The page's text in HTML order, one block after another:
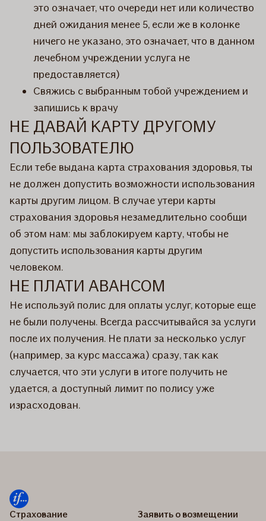
это означает, что очереди нет или количество
дней ожидания менее 5, если же в колонке
ничего не указано, это означает, что в данном
лечебном учреждении услуга не
предоставляется)
Свяжись с выбранным тобой учреждением и
запишись к врачу
НЕ ДАВАЙ КАРТУ ДРУГОМУ
ПОЛЬЗОВАТЕЛЮ
Если тебе выдана карта страхования здоровья, ты
не должен допустить возможности использования
карты другим лицом. В случае утери карты
страхования здоровья незамедлительно сообщи
об этом нам: мы заблокируем карту, чтобы не
допустить использования карты другим
человеком.
НЕ ПЛАТИ АВАНСОМ
Не используй полис для оплаты услуг, которые еще
не были получены. Всегда рассчитывайся за услуги
после их получения. Не плати за несколько услуг
(например, за курс массажа) сразу, так как
случается, что эти услуги в итоге получить не
удается, а доступный лимит по полису уже
израсходован.
Страхование
Заявить о возмещении